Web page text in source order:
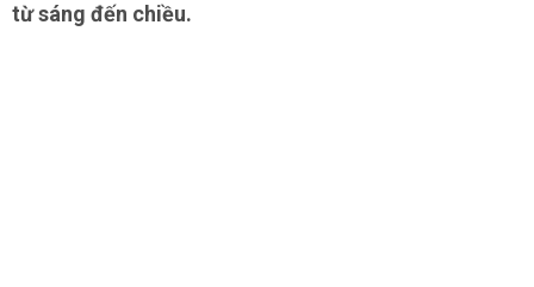
từ sáng đến chiều.